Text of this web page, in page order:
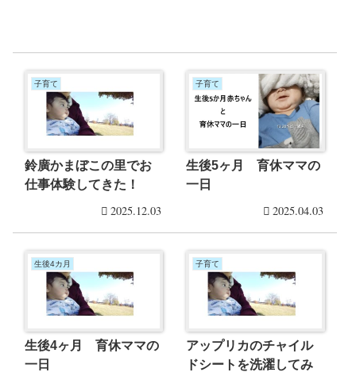
子育て
鈴廣かまぼこの里でお
仕事体験してきた！
2025.12.03
子育て
生後5ヶ月 育休ママの
一日
2025.04.03
生後4カ月
生後4ヶ月 育休ママの
一日
子育て
アップリカのチャイル
ドシートを洗濯してみ